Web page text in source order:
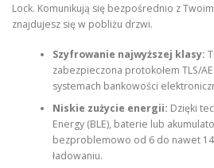
Lock. Komunikują się bezpośrednio z
znajdujesz się w pobliżu drzwi.
Szyfrowanie najwyższej klasy:
zabezpieczona protokołem TLS/
systemach bankowości
Niskie zużycie energii: Dzięki
Energy (BLE), baterie lub
bezproblemowo od 6 do nawet
ładowaniu.